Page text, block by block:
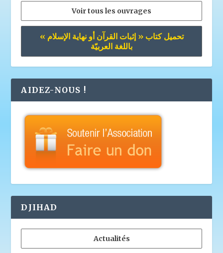
Voir tous les ouvrages
تحميل كتاب « إثبات القرآن أو نهاية الإسلام »
باللغة العربيّة
AIDEZ-NOUS !
DJIHAD
Actualités